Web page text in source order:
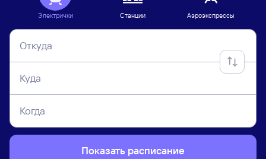
Электрички Станции Аэроэкспрессы
Откуда
Куда
Когда
Показать расписание